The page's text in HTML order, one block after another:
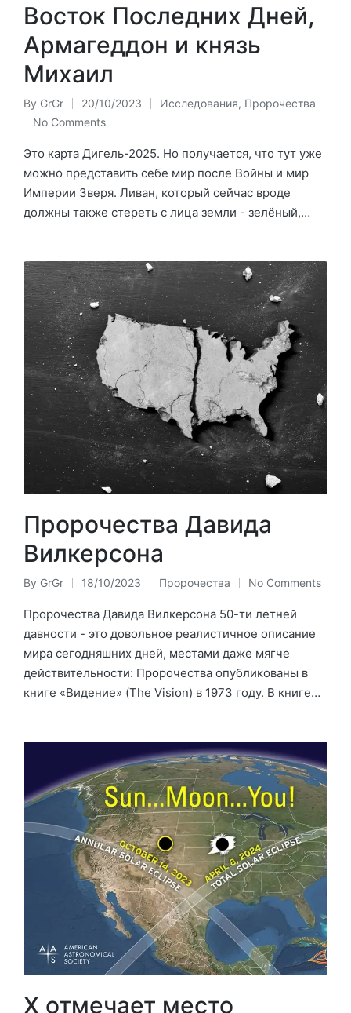
Восток Последних Дней,
Армагеддон и князь
Михаил
Posted
by
By GrGr 20/10/2023
Posted
Исследования, Пророчества
No Comments
Это карта Дигель-2025. Но получается, что тут уже
можно представить себе мир после Войны и мир
Империи Зверя. Ливан, который сейчас вроде
должны также стереть с лица земли - зелёный,…
Пророчества Давида
Вилкерсона
Posted
by
By GrGr 18/10/2023
Posted
in
Пророчества No Comments
Пророчества Давида Вилкерсона 50-ти летней
давности - это довольное реалистичное описание
мира сегодняшних дней, местами даже мягче
действительности: Пророчества опубликованы в
книге «Видение» (The Vision) в 1973 году. В книге…
Х отмечает место